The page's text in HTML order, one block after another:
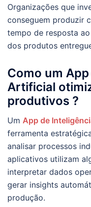
Organizações que
conseguem produzir
tempo de resposta
dos produtos
Como um
Artificial
produtivos ?
Um App de
ferramenta
analisar processos
aplicativos utilizam
interpretar dados
gerar insights
produção.